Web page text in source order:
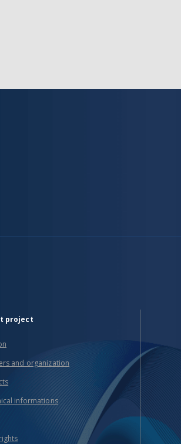
project
and organization
informations